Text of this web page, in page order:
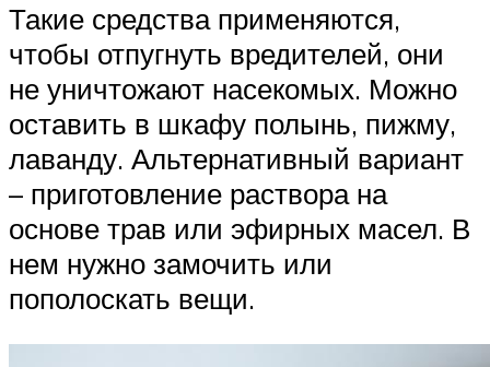
Такие средства применяются,
чтобы отпугнуть вредителей, они
не уничтожают насекомых. Можно
оставить в шкафу полынь, пижму,
лаванду. Альтернативный вариант
– приготовление раствора на
основе трав или эфирных масел. В
нем нужно замочить или
пополоскать вещи.